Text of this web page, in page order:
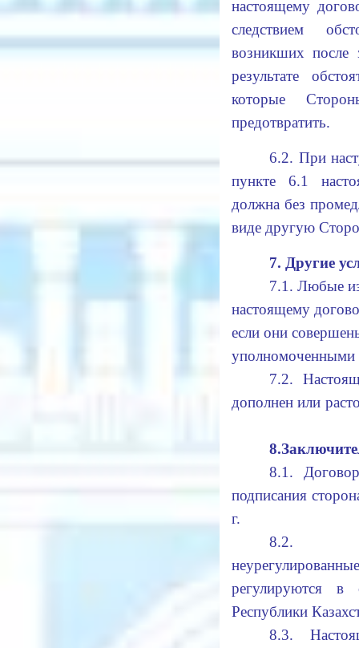
настоящему
следствием
возникших после
результате
которые
предотвратить.
6.2. При
пункте 6.1
должна без
виде другую
7. Другие
7.1. Любые
настоящему
если они
7.2.
дополнен или
8.
8.1.
подписания
г.
8.2.
регулируются в
Республики
8.3.